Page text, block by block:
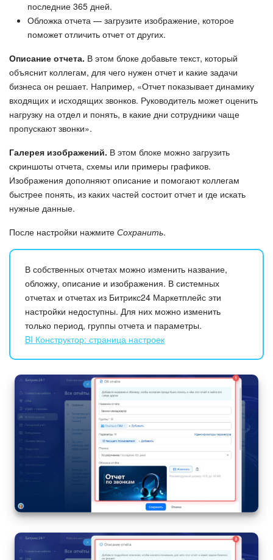
Изменения в статьях (архив)
ПОЛУЧИТЬ БЕСПЛАТНО
ВХОД
последние 365 дней.
Обложка отчета — загрузите изображение, которое
поможет отличить отчет от других.
Описание отчета. В этом блоке добавьте текст, который
объяснит коллегам, для чего нужен отчет и какие задачи
бизнеса он решает. Например, «Отчет показывает динамику
входящих и исходящих звонков. Руководитель может оценить
нагрузку на отдел и понять, в какие дни сотрудники чаще
пропускают звонки».
Галерея изображений. В этом блоке можно загрузить
скриншоты отчета, схемы или примеры графиков.
Изображения дополняют описание и помогают коллегам
быстрее понять, из каких частей состоит отчет и где искать
нужные данные.
После настройки нажмите Сохранить.
В собственных отчетах можно изменить название,
обложку, описание и изображения. В системных
отчетах и отчетах из Битрикс24 Маркетплейс эти
настройки недоступны. Для них можно изменить
только период, группы отчета и параметры.
BI Конструктор: страница настроек